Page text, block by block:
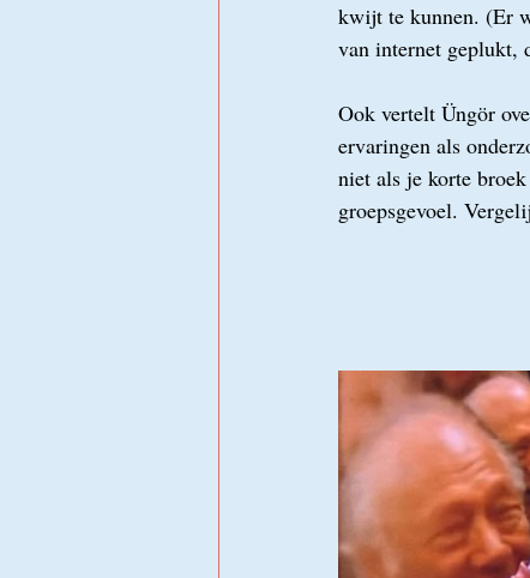
kwijt te kunnen. (Er
van internet geplukt,
Ook vertelt Üngör
ervaringen als
niet als je korte
groepsgevoel.